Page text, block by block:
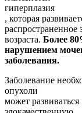
гиперплазия
, которая
возраста. Более
нарушением
заболевания.
Заболевание
опухоли
может развиваться